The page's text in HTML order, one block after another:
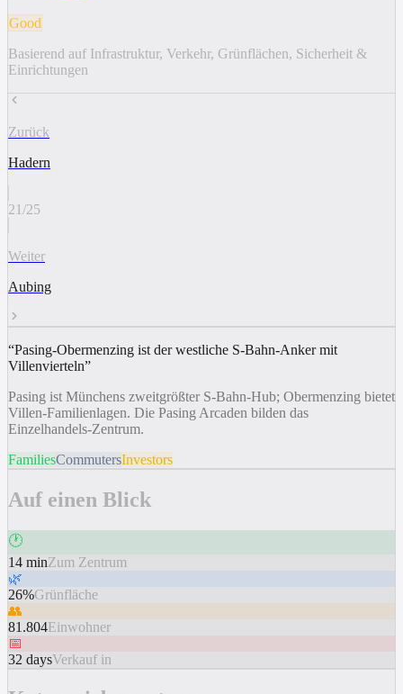
Good
Basierend auf Infrastruktur, Verkehr, Grünflächen, Sicherheit &
Einrichtungen
Zurück
Hadern
21/25
Weiter
Aubing
“Pasing-Obermenzing ist der westliche S-Bahn-Anker mit
Villenvierteln”
Pasing ist Münchens zweitgrößter S-Bahn-Hub; Obermenzing bietet
Villen-Familienlagen. Die Pasing Arcaden bilden das
Einzelhandels-Zentrum.
FamiliesCommutersInvestors
Auf einen Blick
🕐
14 minZum Zentrum
🌿
26%Grünfläche
👥
81.804Einwohner
📅
32 daysVerkauf in